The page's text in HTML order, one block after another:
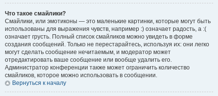
Что такое смайлики?
Смайлики, или эмотиконы — это маленькие картинки, которые могут быть
использованы для выражения чувств, например :) означает радость, а :(
означает грусть. Полный список смайликов можно увидеть в форме
создания сообщений. Только не перестарайтесь, используя их: они легко
могут сделать сообщение нечитаемым, и модератор может
отредактировать ваше сообщение или вообще удалить его.
Администратор конференции также может ограничить количество
смайликов, которое можно использовать в сообщении.
Вернуться к началу